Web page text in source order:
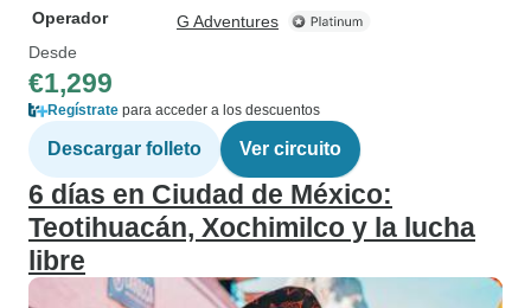
Operador
G Adventures
Desde
€1,299
Regístrate para acceder a los descuentos
Descargar folleto Ver circuito
6 días en Ciudad de México:
Teotihuacán, Xochimilco y la lucha
libre